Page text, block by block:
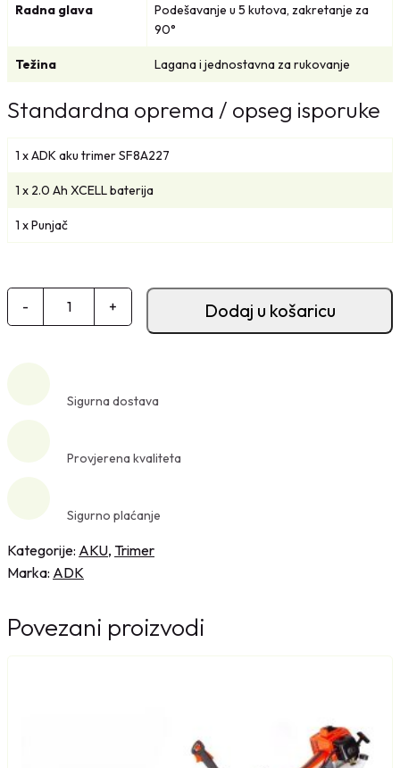
Radna glava
Podešavanje u 5 kutova, zakretanje za
90°
Težina Lagana i jednostavna za rukovanje
Standardna oprema / opseg isporuke
1 x ADK aku trimer SF8A227
1 x 2.0 Ah XCELL baterija
1 x Punjač
-
A
D
o
r
+ Dodaj u košaricu
Sigurna dostava
Provjerena kvaliteta
Sigurno plaćanje
Kategorije: AKU, Trimer
Marka: ADK
Povezani proizvodi